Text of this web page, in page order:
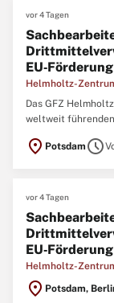
vor 4 Tagen
EU‑Förderung
Helmholtz-
Das GFZ
weltweit
größten
location_on Potsdam schedule
vor 4 Tagen
EU‑Förderung
Helmholtz-
location_on Potsdam,